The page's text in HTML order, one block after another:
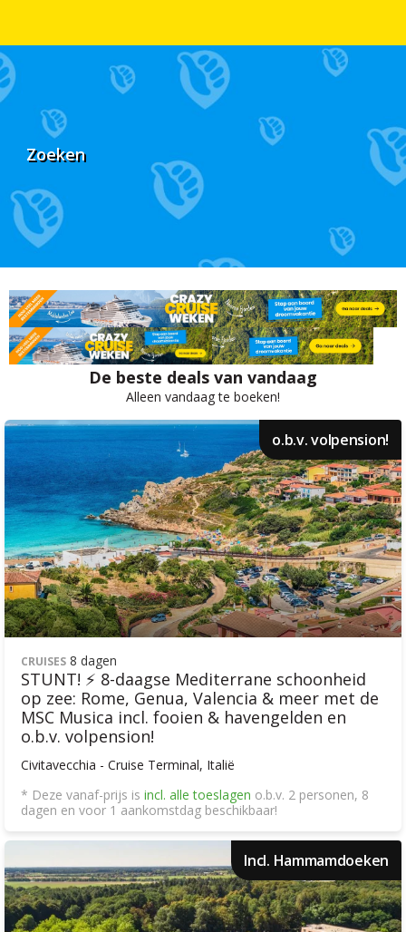
Zoeken
De beste deals van vandaag
Alleen vandaag te boeken!
o.b.v. volpension!
CRUISES 8 dagen
STUNT! ⚡ 8-daagse Mediterrane schoonheid
op zee: Rome, Genua, Valencia & meer met de
MSC Musica incl. fooien & havengelden en
o.b.v. volpension!
Civitavecchia - Cruise Terminal, Italië
* Deze vanaf-prijs is incl. alle toeslagen o.b.v. 2 personen, 8
dagen en voor 1 aankomstdag beschikbaar!
Incl. Hammamdoeken